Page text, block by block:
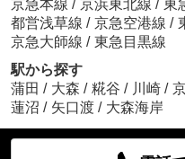
ジョナサン 蒲田店
約1416m／18分
■アイディアルホーム大森本店■
京急本線 / 京浜東北線 / 東
都営浅草線 / 京急空港線 /
京急大師線 / 東急目黒線
駅から探す
蒲田 / 大森 / 糀谷 / 川崎 /
蓮沼 / 矢口渡 / 大森海岸